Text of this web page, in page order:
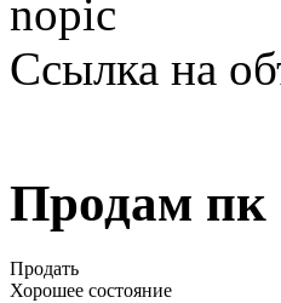
Ссылка на
Продам пк
Продать
Хорошее состояние